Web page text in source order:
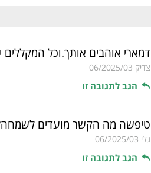
דמארי אוהבים אותך.וכל המקללים
צדיק 06/2025/03
הגב לתגובה זו
טיפשה מה הקשר מועדים
גלי 06/2025/03
הגב לתגובה זו